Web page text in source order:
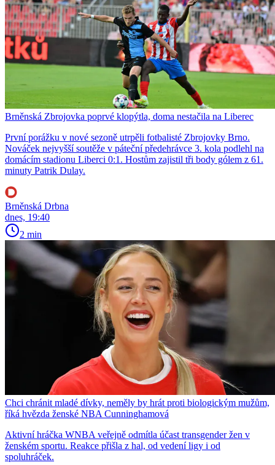
Brněnská Zbrojovka poprvé klopýtla, doma nestačila na Liberec
První porážku v nové sezoně utrpěli fotbalisté Zbrojovky Brno.
Nováček nejvyšší soutěže v páteční předehrávce 3. kola podlehl na
domácím stadionu Liberci 0:1. Hostům zajistil tři body gólem z 61.
minuty Patrik Dulay.
Brněnská Drbna
dnes, 19:40
2 min
Chci chránit mladé dívky, neměly by hrát proti biologickým mužům,
říká hvězda ženské NBA Cunninghamová
Aktivní hráčka WNBA veřejně odmítla účast transgender žen v
ženském sportu. Reakce přišla z hal, od vedení ligy i od
spoluhráček.